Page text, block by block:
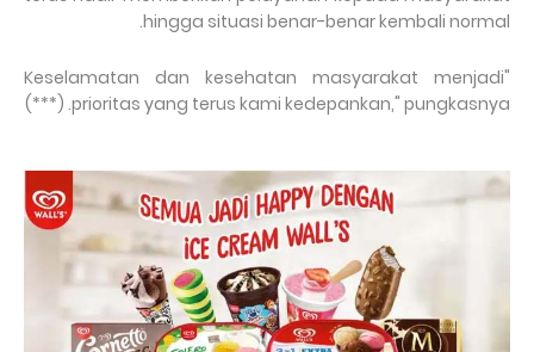
hingga situasi benar-benar kembali normal.
"Keselamatan dan kesehatan masyarakat menjadi
prioritas yang terus kami kedepankan," pungkasnya. (***)